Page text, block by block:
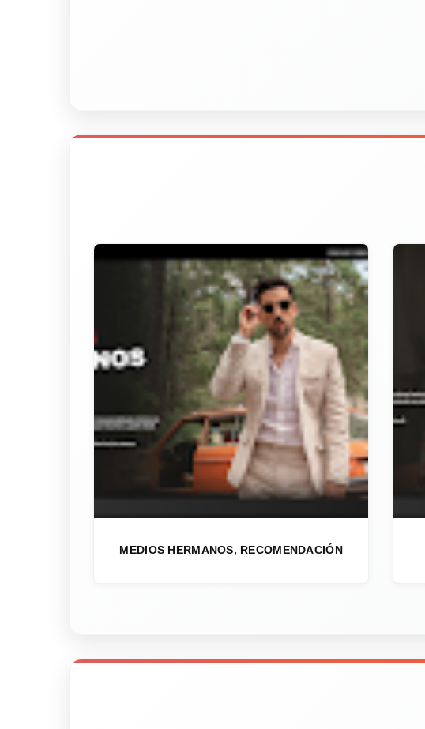
MEDIOS HERMANOS, RECOMENDACIÓN